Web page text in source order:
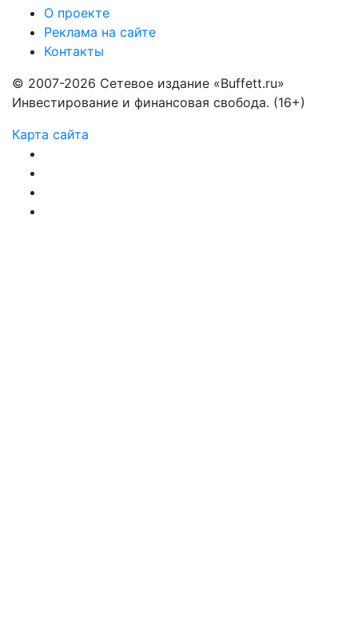
О проекте
Реклама на сайте
Контакты
© 2007-2026 Сетевое издание «Buffett.ru»
Инвестирование и финансовая свобода. (16+)
Карта сайта